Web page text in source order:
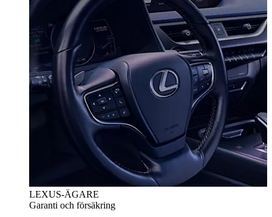
LEXUS-ÄGARE
Garanti och försäkring